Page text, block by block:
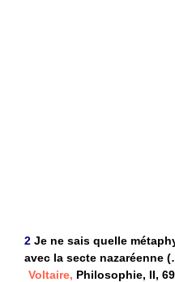
2 Je ne sais quelle
avec la secte nazaréenne
Voltaire, Philosophie, II,